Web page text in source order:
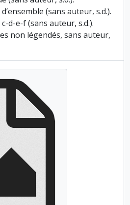
(sans auteur, s.d.).
d-e-f (sans auteur, s.d.).
non légendés, sans auteur,